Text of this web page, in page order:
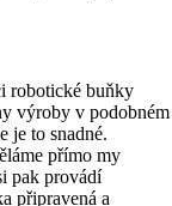
robotické buňky
výroby v podobném
je to snadné.
přímo my
pak provádí
připravená a